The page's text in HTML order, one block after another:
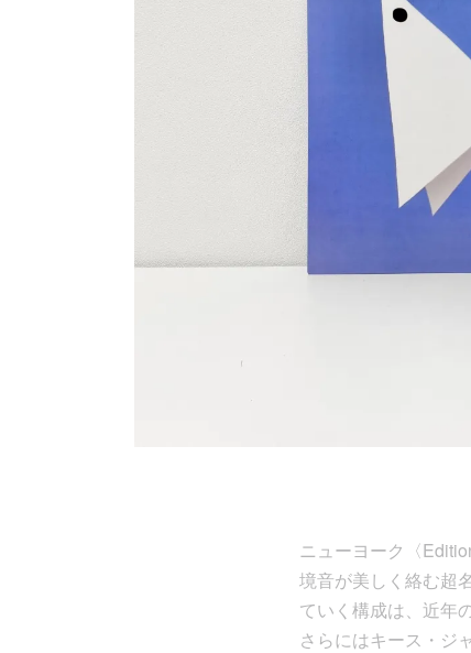
ニューヨーク〈
境音が美しく絡む超
ていく構成は、近年
さらにはキース・ジ